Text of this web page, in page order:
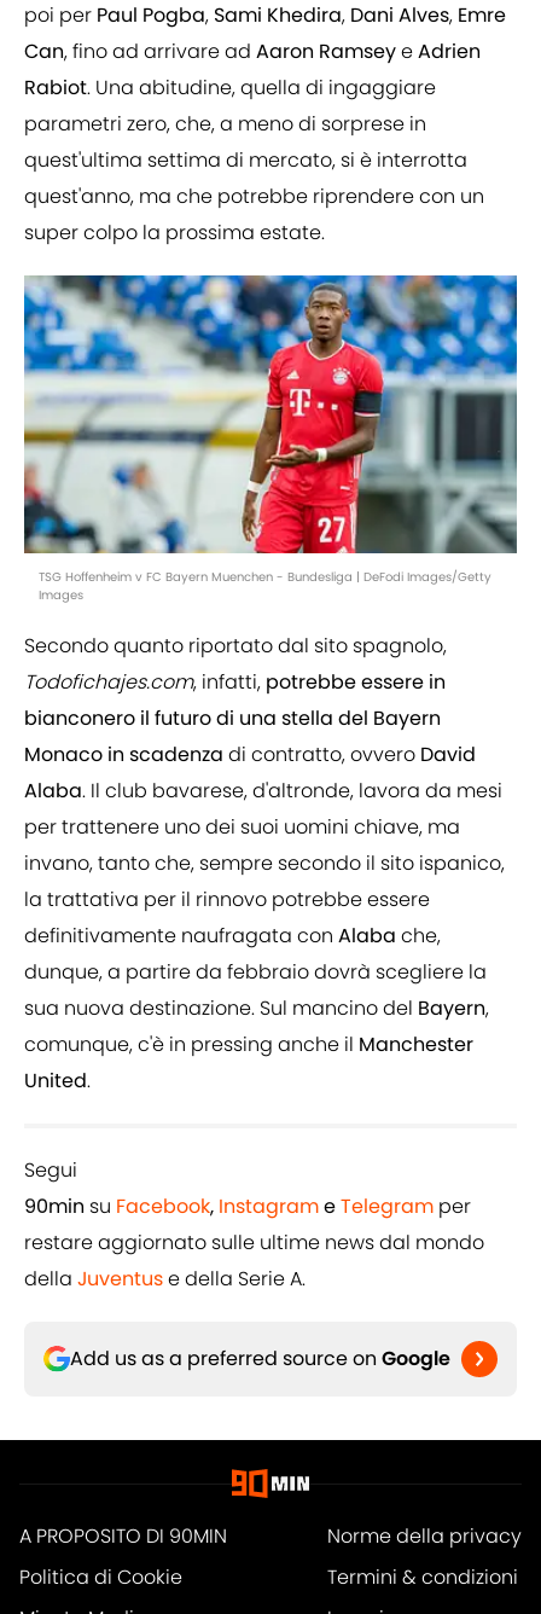
poi per Paul Pogba, Sami Khedira, Dani Alves, Emre
Can, fino ad arrivare ad Aaron RamseyeAdrien
Rabiot. Una abitudine, quella di ingaggiare
parametri zero, che, a meno di sorprese in
quest'ultima settima di mercato, si è interrotta
quest'anno, ma che potrebbe riprendere con un
super colpo la prossima estate.
TSG Hoffenheim v FC Bayern Muenchen - Bundesliga | DeFodi Images/Getty
Images
Secondo quanto riportato dal sito spagnolo,
Todofichajes.com, infatti, potrebbe essere in
bianconero il futuro di una stella del Bayern
Monaco in scadenza di contratto, ovvero David
Alaba. Il club bavarese, d'altronde, lavora da mesi
per trattenere uno dei suoi uomini chiave, ma
invano, tanto che, sempre secondo il sito ispanico,
la trattativa per il rinnovo potrebbe essere
definitivamente naufragata con Alaba che,
dunque, a partire da febbraio dovrà scegliere la
sua nuova destinazione. Sul mancino del Bayern,
comunque, c'è in pressing anche il Manchester
United.
Segui
90min su Facebook, InstagrameTelegram per
restare aggiornato sulle ultime news dal mondo
della Juventuse della Serie A.
Add us as a preferred source on Google
A PROPOSITO DI 90MIN
Norme della privacy
Politica di Cookie
Termini & condizioni